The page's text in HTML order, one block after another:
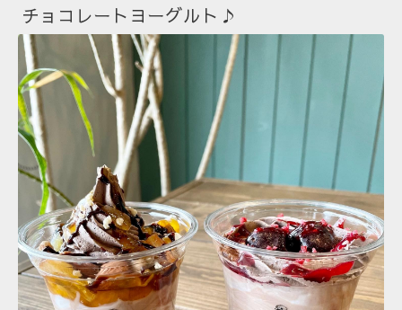
チョコレートヨーグルト♪